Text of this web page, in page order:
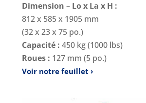
Dimension – Lo x La x H :
812 x 585 x 1905 mm
(32 x 23 x 75 po.)
Capacité : 450 kg (1000 lbs)
Roues : 127 mm (5 po.)
Voir notre feuillet